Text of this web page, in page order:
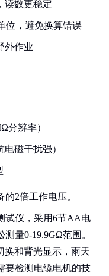
读数更稳定
位，避免换算错误
外作业
分辨率）
磁干扰强）
2倍工作电压。
试仪，采用6节AA电
量0-19.9GΩ范围。
换和背光显示，雨天
要检测电缆电机的技